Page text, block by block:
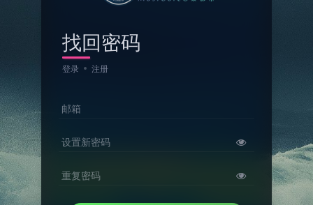
找回密码
登录 注册
邮箱
设置新密码
重复密码